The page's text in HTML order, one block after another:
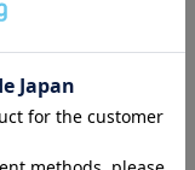
毎日の食事です。
コレと思うものを選